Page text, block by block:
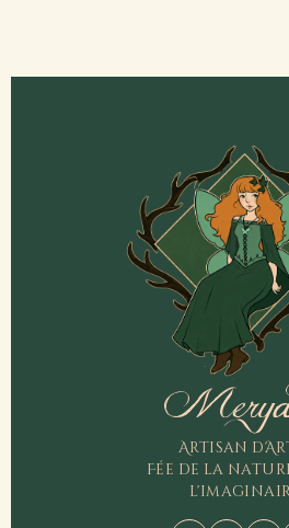
Artisan
Fée de la